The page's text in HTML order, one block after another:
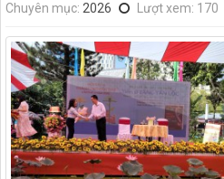
Chuyên mục: 2026 Lượt xem: 170